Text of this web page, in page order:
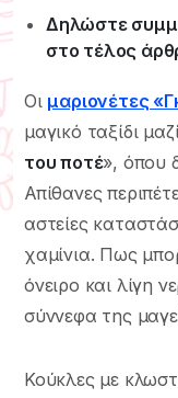
Δηλώστε
στο τέλος
Οι μαριονέτες
μαγικό ταξίδι
του ποτέ», όπου
Απίθανες
αστείες
χαμίνια. Πως
όνειρο και λίγη
σύννεφα της
Κούκλες με